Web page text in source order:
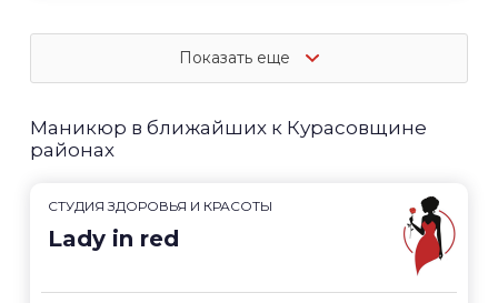
Показать еще
Маникюр в ближайших к Курасовщине
районах
СТУДИЯ ЗДОРОВЬЯ И КРАСОТЫ
Lady in red